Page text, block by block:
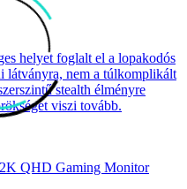
helyet foglalt el a lopakodós
látványra, nem a túlkomplikált
stealth élményre
viszi tovább.
QHD Gaming Monitor